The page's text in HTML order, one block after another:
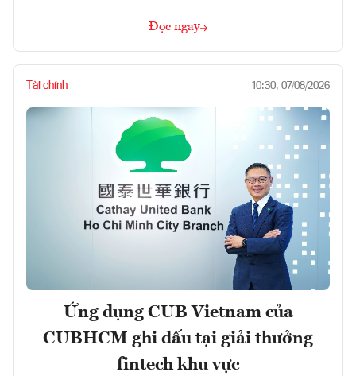
Đọc ngay
Tài chính 10:30, 07/08/2026
Ứng dụng CUB Vietnam của
CUBHCM ghi dấu tại giải thưởng
fintech khu vực